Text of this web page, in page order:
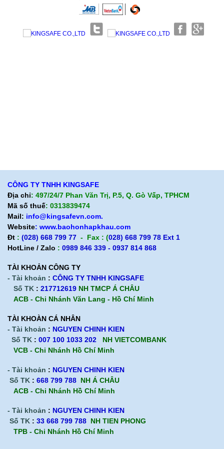
CÔNG TY TNHH KINGSAFE
Địa chỉ: 497/24/7 Phan Văn Trị, P.5, Q. Gò Vấp, TPHCM
Mã số thuế: 0313839474
Mail: info@kingsafevn.com.
Website: www.baohonhapkhau.com
Đt : (028) 668 799 77 - Fax : (028) 668 799 78 Ext 1
HotLine / Zalo : 0989 846 339 - 0937 814 868
TÀI KHOẢN CÔNG TY
- Tài khoản : CÔNG TY TNHH KINGSAFE
Số TK : 217712619 NH TMCP Á CHÂU
ACB - Chi Nhánh Văn Lang - Hồ Chí Minh
TÀI KHOÀN CÁ NHÂN
- Tài khoản : NGUYEN CHINH KIEN
Số TK : 007 100 1033 202
NH VIETCOMBANK
VCB - Chi Nhánh Hồ Chí Minh
- Tài khoản : NGUYEN CHINH KIEN
Số TK : 668 799 788 NH Á CHÂU
ACB - Chi Nhánh Hồ Chí Minh
- Tài khoản : NGUYEN CHINH KIEN
Số TK : 33 668 799 788 NH TIEN PHONG
TPB - Chi Nhánh Hồ Chí Minh